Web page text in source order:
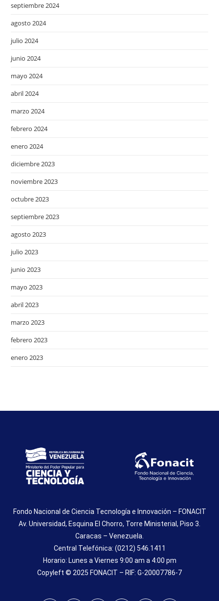
septiembre 2024
agosto 2024
julio 2024
junio 2024
mayo 2024
abril 2024
marzo 2024
febrero 2024
enero 2024
diciembre 2023
noviembre 2023
octubre 2023
septiembre 2023
agosto 2023
julio 2023
junio 2023
mayo 2023
abril 2023
marzo 2023
febrero 2023
enero 2023
Fondo Nacional de Ciencia Tecnología e Innovación – FONACIT
Av. Universidad, Esquina El Chorro, Torre Ministerial, Piso 3.
Caracas – Venezuela.
Central Telefónica: (0212) 546.1411
Horario: Lunes a Viernes 9:00 am a 4:00 pm
Copyleft © 2025 FONACIT – RIF: G-20007786-7